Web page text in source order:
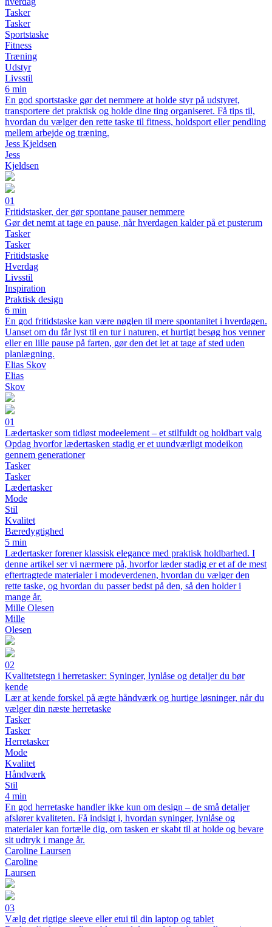
Tasker
Tasker
Sportstaske
Fitness
Træning
Udstyr
Livsstil
6 min
En god sportstaske gør det nemmere at holde styr på udstyret,
transportere det praktisk og holde dine ting organiseret. Få tips til,
hvordan du vælger den rette taske til fitness, holdsport eller pendling
mellem arbejde og træning.
Jess Kjeldsen
Jess
Kjeldsen
01
Fritidstasker, der gør spontane pauser nemmere
Gør det nemt at tage en pause, når hverdagen kalder på et pusterum
Tasker
Tasker
Fritidstaske
Hverdag
Livsstil
Inspiration
Praktisk design
6 min
En god fritidstaske kan være nøglen til mere spontanitet i hverdagen.
Uanset om du får lyst til en tur i naturen, et hurtigt besøg hos venner
eller en lille pause på farten, gør den det let at tage af sted uden
planlægning.
Elias Skov
Elias
Skov
01
Lædertasker som tidløst modeelement – et stilfuldt og holdbart valg
Opdag hvorfor lædertasken stadig er et uundværligt modeikon
gennem generationer
Tasker
Tasker
Lædertasker
Mode
Stil
Kvalitet
Bæredygtighed
5 min
Lædertasker forener klassisk elegance med praktisk holdbarhed. I
denne artikel ser vi nærmere på, hvorfor læder stadig er et af de mest
eftertragtede materialer i modeverdenen, hvordan du vælger den
rette taske, og hvordan du passer bedst på den, så den holder i
mange år.
Mille Olesen
Mille
Olesen
02
Kvalitetstegn i herretasker: Syninger, lynlåse og detaljer du bør
kende
Lær at kende forskel på ægte håndværk og hurtige løsninger, når du
vælger din næste herretaske
Tasker
Tasker
Herretasker
Mode
Kvalitet
Håndværk
Stil
4 min
En god herretaske handler ikke kun om design – de små detaljer
afslører kvaliteten. Få indsigt i, hvordan syninger, lynlåse og
materialer kan fortælle dig, om tasken er skabt til at holde og bevare
sit udtryk i mange år.
Caroline Laursen
Caroline
Laursen
03
Vælg det rigtige sleeve eller etui til din laptop og tablet